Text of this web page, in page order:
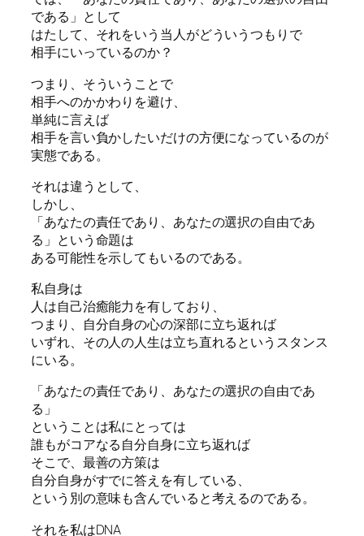
である」として
はたして、それをいう当人がどういうつもりで
相手にいっているのか？
つまり、そういうことで
相手へのかかわりを避け、
単純に言えば
相手を言い負かしたいだけの方便になっているのが
実態である。
それは違うとして、
しかし、
「あなたの責任であり、あなたの選択の自由であ
る」という命題は
ある可能性を示してもいるのである。
私自身は
人は自己治癒能力を有しており、
つまり、自分自身の心の深部に立ち返れば
いずれ、その人の人生は立ち直れるというスタンス
にいる。
「あなたの責任であり、あなたの選択の自由であ
る」
ということは私にとっては
誰もがコアなる自分自身に立ち返れば
そこで、最善の方策は
自分自身がすでに答えを有している、
という別の意味も含んでいると考えるのである。
それを私はDNA